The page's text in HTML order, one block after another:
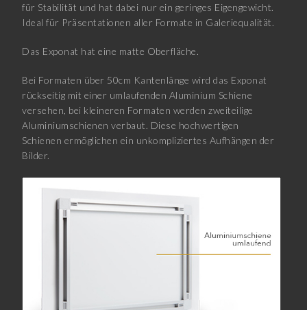
für Stabilität und hat dabei nur ein geringes Eigengewicht.
Ideal für Präsentationen aller Formate in Galeriequalität.
Das Exponat hat eine matte Oberfläche.
Bei Formaten über 50cm Kantenlänge wird das Exponat
rückseitig mit einer umlaufenden Aluminium Schiene
versehen, bei kleineren Formaten werden zweiteilige
Aluminiumschienen verbaut. Diese hochwertigen
Schienen ermöglichen ein unkompliziertes Aufhängen der
Bilder.